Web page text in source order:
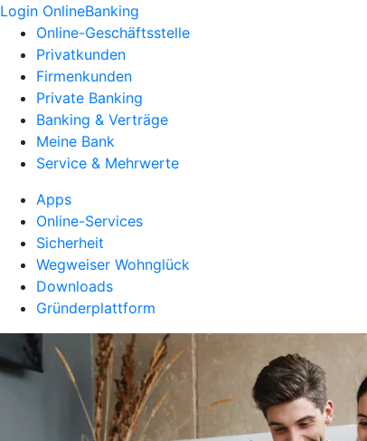
Login OnlineBanking
Online-Geschäftsstelle
Privatkunden
Firmenkunden
Private Banking
Banking & Verträge
Meine Bank
Service & Mehrwerte
Apps
Online-Services
Sicherheit
Wegweiser Wohnglück
Downloads
Gründerplattform